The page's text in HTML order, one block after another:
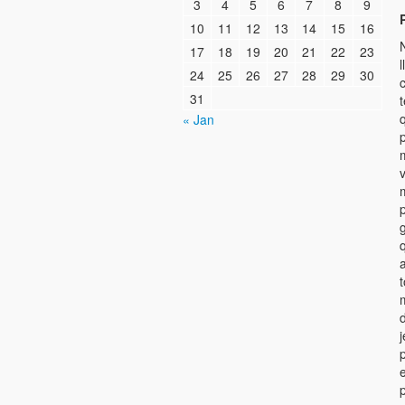
3
4 5 6 7 8
9
10
11 12 13 14 15
16
17
18 19 20 21 22
23
24
25 26 27 28 29
30
31
« Jan